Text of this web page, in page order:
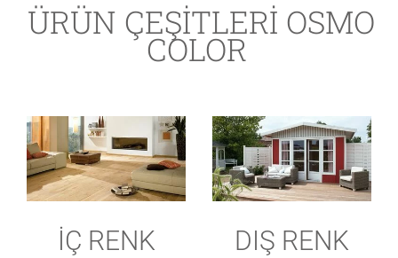
ÜRÜN ÇEŞITLERI OSMO
COLOR
İÇ RENK DIŞ RENK